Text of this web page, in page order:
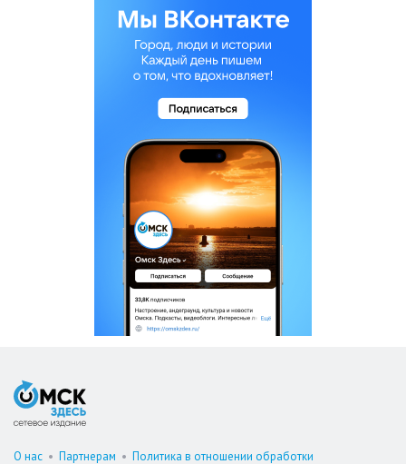
О нас • Партнерам • Политика в отношении обработки